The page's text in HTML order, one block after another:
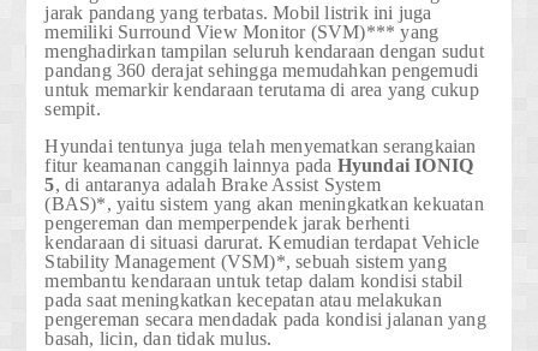
jarak pandang yang terbatas. Mobil listrik ini juga
memiliki Surround View Monitor (SVM)*** yang
menghadirkan tampilan seluruh kendaraan dengan sudut
pandang 360 derajat sehingga memudahkan pengemudi
untuk memarkir kendaraan terutama di area yang cukup
sempit.
Hyundai tentunya juga telah menyematkan serangkaian
fitur keamanan canggih lainnya pada HyundaiIONIQ
5, di antaranya adalahBrake Assist System
(BAS)*, yaitu sistem yang akan meningkatkan kekuatan
pengereman dan memperpendek jarak berhenti
kendaraan di situasi darurat. Kemudian terdapatVehicle
Stability Management (VSM)*, sebuah sistem yang
membantu kendaraan untuk tetap dalam kondisi stabil
pada saat meningkatkan kecepatan atau melakukan
pengereman secara mendadak pada kondisi jalanan yang
basah, licin, dan tidak mulus.